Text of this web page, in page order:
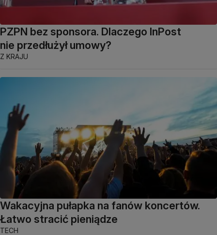
PZPN bez sponsora. Dlaczego InPost
nie przedłużył umowy?
Z KRAJU
Wakacyjna pułapka na fanów koncertów.
Łatwo stracić pieniądze
TECH